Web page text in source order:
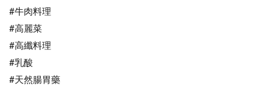
#牛肉料理
#高麗菜
#高纖料理
#乳酸
#天然腸胃藥